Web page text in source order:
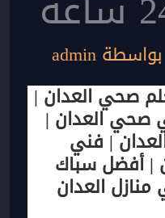
admin
صحي العدان |
صحي العدان |
| فني
| أفضل سباك
العدان